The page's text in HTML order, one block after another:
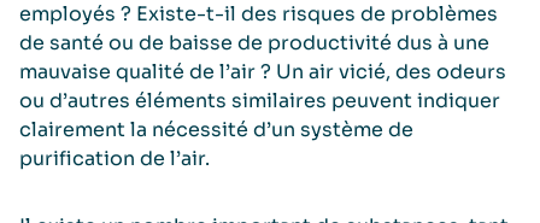
employés ? Existe-t-il des risques de problèmes
de santé ou de baisse de productivité dus à une
mauvaise qualité de l’air ? Un air vicié, des odeurs
ou d’autres éléments similaires peuvent indiquer
clairement la nécessité d’un système de
purification de l’air.